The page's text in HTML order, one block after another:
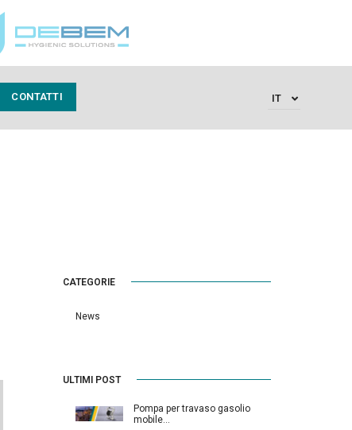
CONTATTI IT
CATEGORIE
News
ULTIMI POST
Pompa per travaso gasolio
mobile…